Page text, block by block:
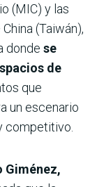
(MIC) y las
(Taiwán),
donde se
de
que
un escenario
competitivo.
Giménez,